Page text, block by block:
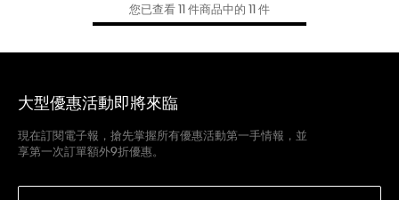
您已查看 11 件商品中的 11 件
大型優惠活動即將來臨
現在訂閱電子報，搶先掌握所有優惠活動第一手情報，並
享第一次訂單額外9折優惠。